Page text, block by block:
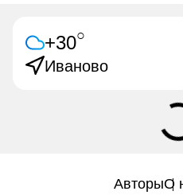
+30○
Иваново
АвторыО